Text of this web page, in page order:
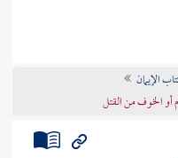
الإيمان
أو الخوف من القتل